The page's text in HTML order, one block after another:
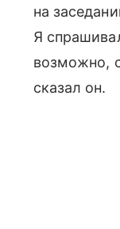
на
Я
возможно,
сказал он.